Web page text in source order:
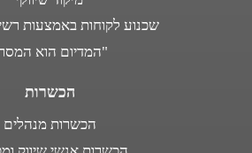
שכנוע לקוחות באמצעות
"המדיום הוא
הכשרות
הכשרות מנהלים